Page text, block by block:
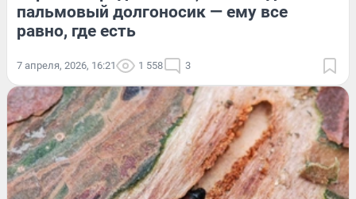
пальмовый долгоносик — ему все
равно, где есть
7 апреля, 2026, 16:21 1 558 3